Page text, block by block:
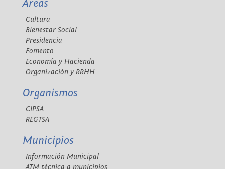
Áreas
Cultura
Bienestar Social
Presidencia
Fomento
Economía y Hacienda
Organización y RRHH
Organismos
CIPSA
REGTSA
Municipios
Información Municipal
ATM técnica a municipios